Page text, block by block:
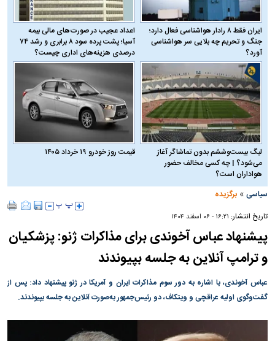
ایران فقط ۸ رادار هواشناسی فعال دارد؛
جنگ و تحریم چه بلایی سر هواشناسی
آورد؟
اعداد عجیب در صورت‌های مالی بیمه
آسیا؛ پشت پرده سود ۸ برابری و رشد ۷۴
درصدی هزینه‌های اداری چیست؟
لیگ بیست‌وششم بدون تماشاگر آغاز
می‌شود؟ | چه کسی مخالف حضور
هواداران است؟
قیمت روز خودرو ۱۹ خرداد ۱۴۰۵
سیاسی »برگزیده
تاریخ انتشار: ۱۶:۲۱ - ۰۶ اسفند ۱۴۰۴
پیشنهاد عباس آخوندی برای مذاکرات ژنو: پزشکیان
و ترامپ آنلاین به جلسه بپیوندند
عباس آخوندی، با اشاره به دور سوم مذاکرات ایران و آمریکا در ژنو پیشنهاد داد: پس از
گفت‌وگوی اولیه عراقچی و ویتکاف، دو رئیس‌جمهور به‌صورت آنلاین به جلسه بپیوندند.